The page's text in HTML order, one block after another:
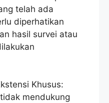
telah ada
diperhatikan
hasil survei atau
Khusus:
mendukung